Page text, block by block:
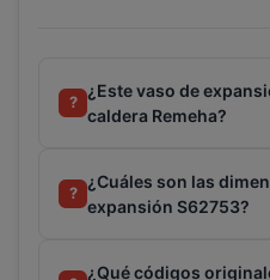
?
¿Este vaso de
caldera Remeha?
?
¿Cuáles son las
expansión S62753?
¿Qué códigos